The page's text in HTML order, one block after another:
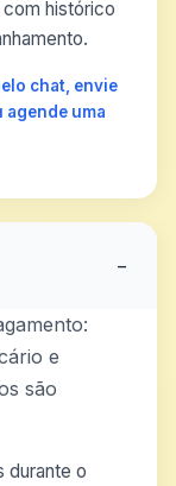
histórico
chat, envie
uma
−
e
são
durante o